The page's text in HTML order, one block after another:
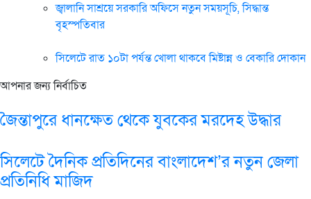
জ্বালানি সাশ্রয়ে সরকারি অফিসে নতুন সময়সূচি, সিদ্ধান্ত
বৃহস্পতিবার
সিলেটে রাত ১০টা পর্যন্ত খোলা থাকবে মিষ্টান্ন ও বেকারি দোকান
আপনার জন্য নির্বাচিত
জৈন্তাপুরে ধানক্ষেত থেকে যুবকের মরদেহ উদ্ধার
সিলেটে দৈনিক প্রতিদিনের বাংলাদেশ’র নতুন জেলা
প্রতিনিধি মাজিদ